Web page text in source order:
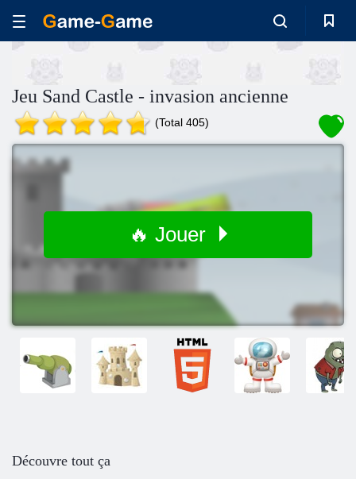
Jeu Sand Castle - invasion ancienne
(Total 405)
🔥 Jouer
Découvre tout ça